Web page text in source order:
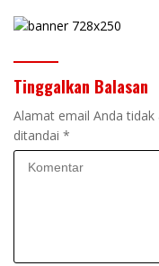
Tinggalkan Balasan
Alamat email Anda tidak
ditandai *